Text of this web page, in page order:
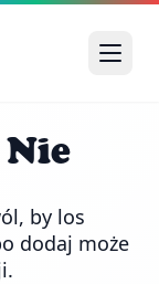
Nie
by los
dodaj może